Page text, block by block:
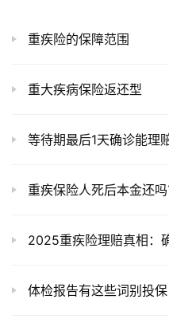
重疾险的保障范围
重大疾病保险返还型
等待期最后1天确诊能理赔
重疾保险人死后本金还吗
2025重疾险理赔真相：确诊
体检报告有这些词别投